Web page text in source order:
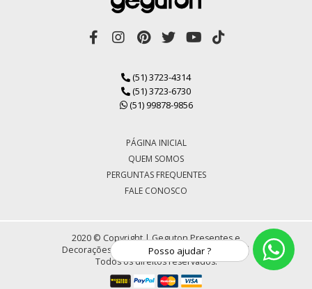
(51) 3723-4314
(51) 3723-6730
(51) 99878-9856
PÁGINA INICIAL
QUEM SOMOS
PERGUNTAS FREQUENTES
FALE CONOSCO
2020 © Copyright | Geguton Presentes e
Decorações LTDA | CNPJ 72.430.184/0001-30 |
Todos os direitos reservados.
Posso ajudar ?